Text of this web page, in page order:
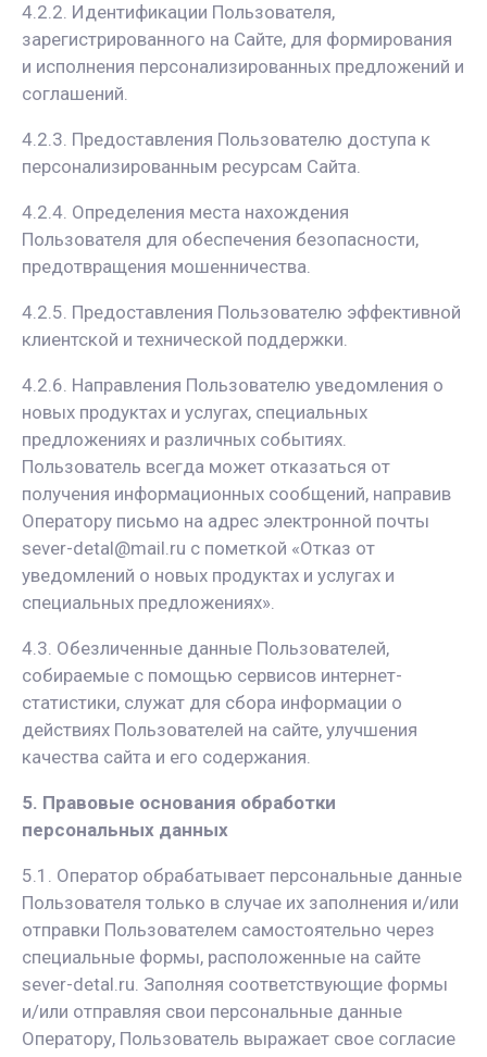
4.2.2. Идентификации Пользователя,
зарегистрированного на Сайте, для формирования
и исполнения персонализированных предложений и
соглашений.
4.2.3. Предоставления Пользователю доступа к
персонализированным ресурсам Сайта.
4.2.4. Определения места нахождения
Пользователя для обеспечения безопасности,
предотвращения мошенничества.
4.2.5. Предоставления Пользователю эффективной
клиентской и технической поддержки.
4.2.6. Направления Пользователю уведомления о
новых продуктах и услугах, специальных
предложениях и различных событиях.
Пользователь всегда может отказаться от
получения информационных сообщений, направив
Оператору письмо на адрес электронной почты
sever-detal@mail.ru с пометкой «Отказ от
уведомлений о новых продуктах и услугах и
специальных предложениях».
4.3. Обезличенные данные Пользователей,
собираемые с помощью сервисов интернет-
статистики, служат для сбора информации о
действиях Пользователей на сайте, улучшения
качества сайта и его содержания.
5. Правовые основания обработки
персональных данных
5.1. Оператор обрабатывает персональные данные
Пользователя только в случае их заполнения и/или
отправки Пользователем самостоятельно через
специальные формы, расположенные на сайте
sever-detal.ru. Заполняя соответствующие формы
и/или отправляя свои персональные данные
Оператору, Пользователь выражает свое согласие